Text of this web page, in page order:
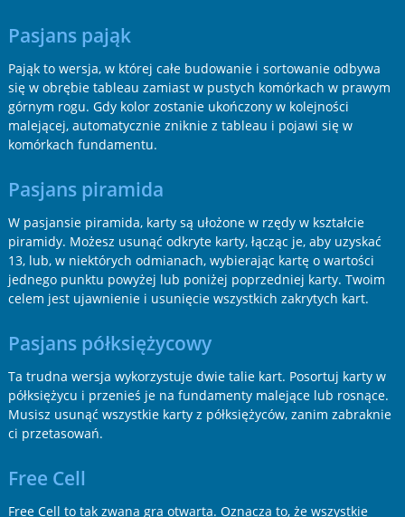
Pasjans pająk
Pająk to wersja, w której całe budowanie i sortowanie odbywa
się w obrębie tableau zamiast w pustych komórkach w prawym
górnym rogu. Gdy kolor zostanie ukończony w kolejności
malejącej, automatycznie zniknie z tableau i pojawi się w
komórkach fundamentu.
Pasjans piramida
W pasjansie piramida, karty są ułożone w rzędy w kształcie
piramidy. Możesz usunąć odkryte karty, łącząc je, aby uzyskać
13, lub, w niektórych odmianach, wybierając kartę o wartości
jednego punktu powyżej lub poniżej poprzedniej karty. Twoim
celem jest ujawnienie i usunięcie wszystkich zakrytych kart.
Pasjans półksiężycowy
Ta trudna wersja wykorzystuje dwie talie kart. Posortuj karty w
półksiężycu i przenieś je na fundamenty malejące lub rosnące.
Musisz usunąć wszystkie karty z półksiężyców, zanim zabraknie
ci przetasowań.
Free Cell
Free Cell to tak zwana gra otwarta. Oznacza to, że wszystkie